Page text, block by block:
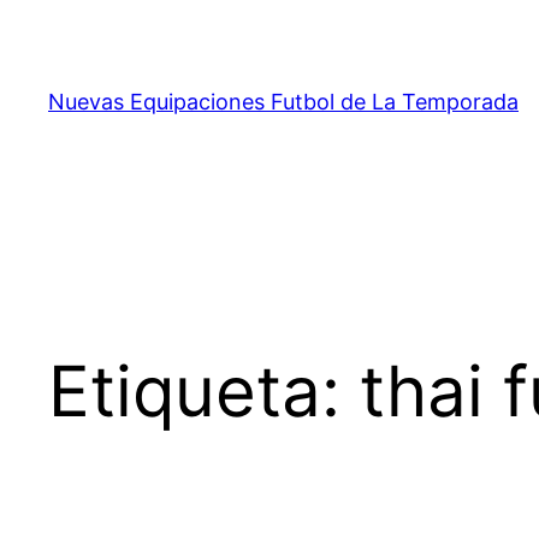
contenido
Nuevas Equipaciones Futbol de La Temporada
Etiqueta: thai